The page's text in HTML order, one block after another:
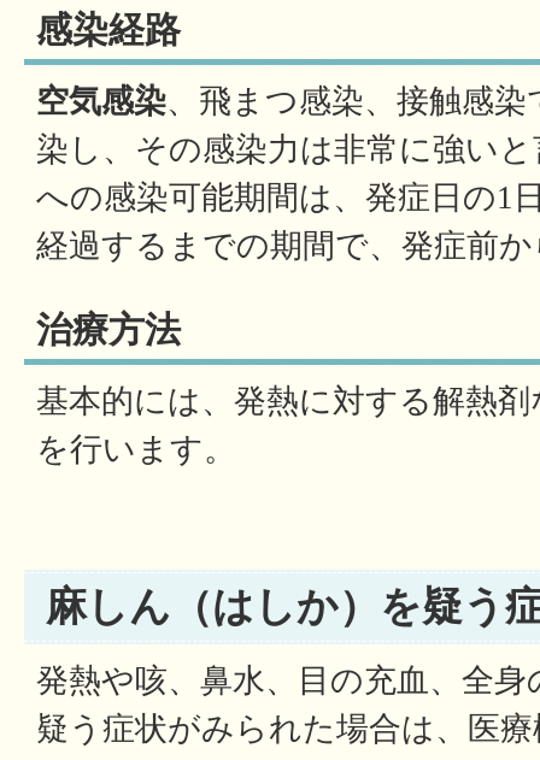
感染経路
空気感染、飛まつ感染、接触感
染し、その感染力は非常に強い
への感染可能期間は、発症日の1
経過するまでの期間で、発症前
治療方法
基本的には、発熱に対する解熱
を行います。
麻しん（はしか）を疑う
発熱や咳、鼻水、目の充血、全
疑う症状がみられた場合は、医